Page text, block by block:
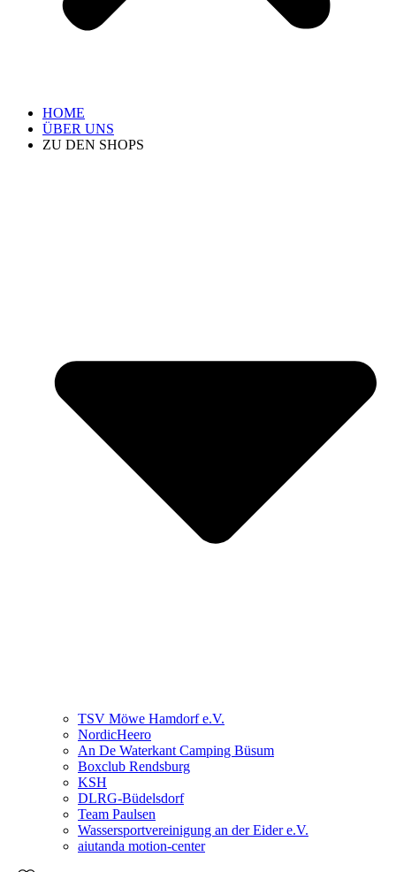
HOME
ÜBER UNS
ZU DEN SHOPS
TSV Möwe Hamdorf e.V.
NordicHeero
An De Waterkant Camping Büsum
Boxclub Rendsburg
KSH
DLRG-Büdelsdorf
Team Paulsen
Wassersportvereinigung an der Eider e.V.
aiutanda motion-center